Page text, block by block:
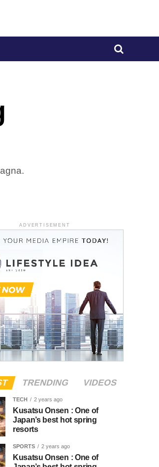
ADVERTISEMENT
TRENDING VIDEOS
TECH 2 years ago
Kusatsu Onsen : One of
Japan’s best hot spring
resorts
SPORTS 2 years ago
Kusatsu Onsen : One of